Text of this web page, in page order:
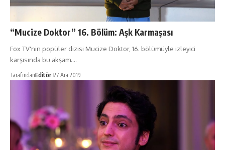
“Mucize Doktor” 16. Bölüm: Aşk Karmaşası
Fox TV'nin popüler dizisi Mucize Doktor, 16. bölümüyle izleyici
karşısında bu akşam.…
TarafındanEditör 27 Ara 2019